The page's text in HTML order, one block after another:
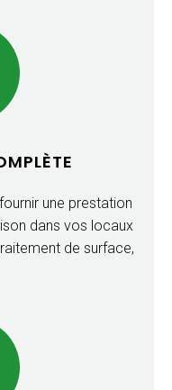
une prestation
dans vos locaux
de surface,